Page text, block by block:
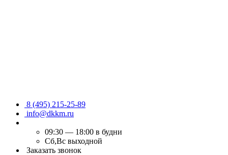
8 (495) 215-25-89
info@dkkm.ru
09:30 — 18:00 в будни
Сб,Вс выходной
Заказать звонок